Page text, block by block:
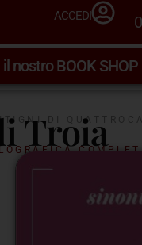
ACCEDI
nostro BOOK SHOP
DI
Troia